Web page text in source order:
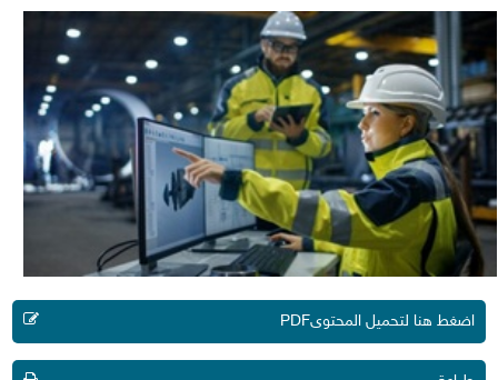
اضغط هنا لتحميل المحتوىPDF